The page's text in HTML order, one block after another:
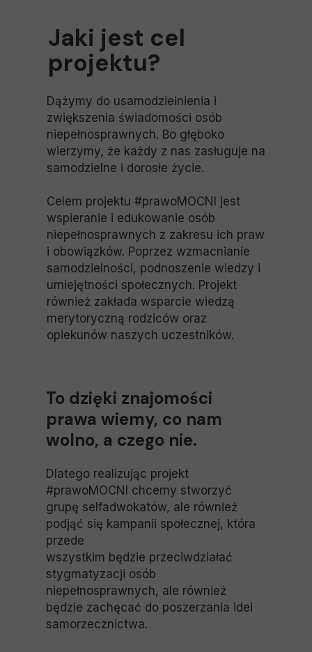
Dlatego realizując projekt
#prawoMOCNI chcemy stworzyć
grupę selfadwokatów, ale również
podjąć się kampanii społecznej, która
przede
wszystkim będzie przeciwdziałać
stygmatyzacji osób
niepełnosprawnych, ale również
będzie zachęcać do poszerzania idei
samorzecznictwa.
To dzięki znajomości
prawa wiemy, co nam
wolno, a czego nie.
Jaki jest cel
projektu?
Dążymy do usamodzielnienia i
zwiększenia świadomości osób
niepełnosprawnych. Bo głęboko
wierzymy, że każdy z nas zasługuje na
samodzielne i dorosłe życie.
Celem projektu #prawoMOCNI jest
wspieranie i edukowanie osób
niepełnosprawnych z zakresu ich praw
i obowiązków. Poprzez wzmacnianie
samodzielności, podnoszenie wiedzy i
umiejętności społecznych. Projekt
również zakłada wsparcie wiedzą
merytoryczną rodziców oraz
opiekunów naszych uczestników.